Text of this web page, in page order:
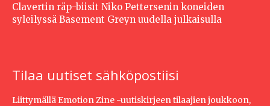
Clavertin räp-biisit Niko Pettersenin koneiden
syleilyssä Basement Greyn uudella julkaisulla
Tilaa uutiset sähköpostiisi
Liittymällä Emotion Zine -uutiskirjeen tilaajien joukkoon,